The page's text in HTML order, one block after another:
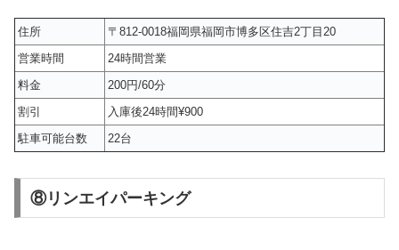
住所
〒812-0018福岡県福岡市博多区住吉2丁目20
営業時間
24時間営業
料金
200円/60分
割引
入庫後24時間¥900
駐車可能台数
22台
⑧リンエイパーキング